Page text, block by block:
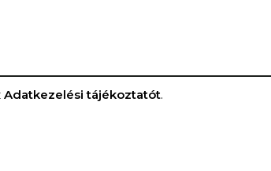
Adatkezelési tájékoztatót.